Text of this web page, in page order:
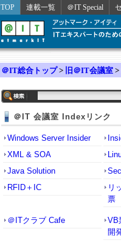
TOP 連載一覧 ＠IT Special
＠IT総合トップ> 旧＠IT会議室 >
＠IT 会議室 Indexリンク
Windows Server Insider
XML & SOA
Java Solution
RFID＋IC
リ
票
＠ITクラブ Cafe
VB
開